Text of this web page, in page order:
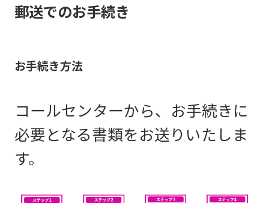
郵送でのお手続き
お手続き方法
コールセンターから、お手続きに
必要となる書類をお送りいたしま
す。